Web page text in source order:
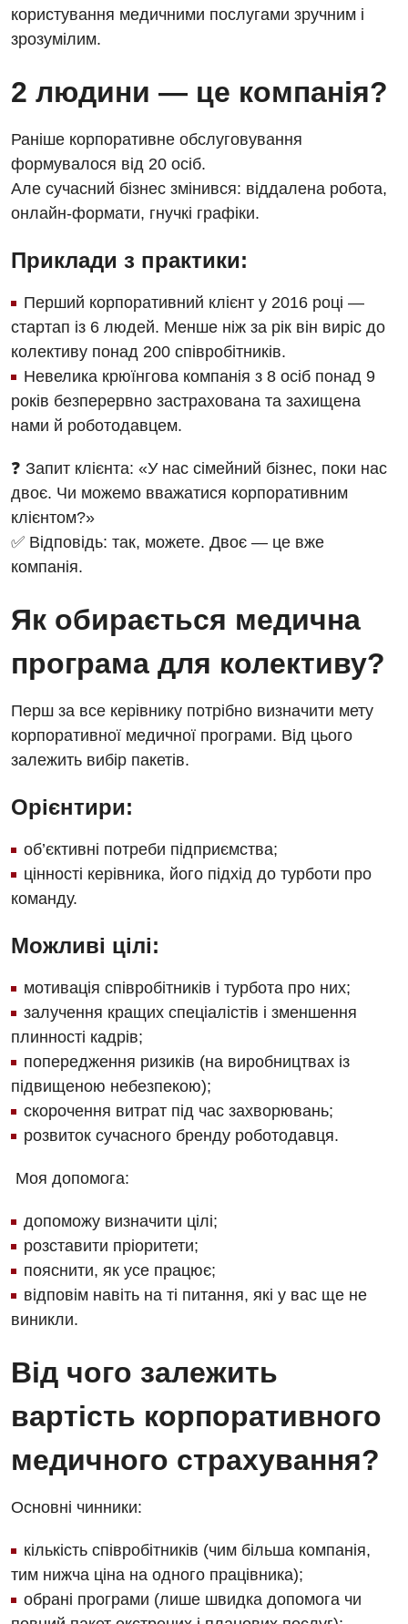
Вакансії
Інтернатура
Безкоштовні операції
Енциклопедія
Програма лояльності
Відгуки
Ангіографічні дослідження
Діагностичне відділення
Ендоскопічне відділення
Комп’ютерна томографія
Магнітно-резонансна томографія
Мамографія
Нейросонографія
УЗД
Для дорослих
Акушерство і гінекологія
Алергологія, імунологія
Безоплатні послуги
Вакцинація
Відділення інтенсивної терапії
Відділення невідкладних станів
Гастроентерологія
Гінекологічне відділення
Денний стаціонар
Дієтологія
Ендокринологія
Кардіохірургія
Мамологія
Медична психологія
Неврологія
Онкологічне відділлення
Оториноларингологія
Офтальмологічне відділення
Педіатричне відділення
Проктологія
Пульмонологія
Відділ госпіталізації
Відділення кардіосудинної патології та неврології
Відділення невідкладних станів
Гінекологічне відділення
Денний стаціонар
Діагностичне відділення
Онкологічне відділлення
Офтальмологічне відділення
Педіатричне відділення
Терапевтичне відділення
Урологічне відділення
Хірургічне відділення
Українська
користування медичними послугами зручним і
зрозумілим.
2 людини — це компанія?
Раніше корпоративне обслуговування
формувалося від 20 осіб.
Але сучасний бізнес змінився: віддалена робота,
онлайн-формати, гнучкі графіки.
Приклади з практики:
Перший корпоративний клієнт у 2016 році —
стартап із 6 людей. Менше ніж за рік він виріс до
колективу понад 200 співробітників.
Невелика крюїнгова компанія з 8 осіб понад 9
років безперервно застрахована та захищена
нами й роботодавцем.
❓ Запит клієнта: «У нас сімейний бізнес, поки нас
двоє. Чи можемо вважатися корпоративним
клієнтом?»
✅ Відповідь: так, можете. Двоє — це вже
компанія.
Як обирається медична
програма для колективу?
Перш за все керівнику потрібно визначити мету
корпоративної медичної програми. Від цього
залежить вибір пакетів.
Орієнтири:
об’єктивні потреби підприємства;
цінності керівника, його підхід до турботи про
команду.
Можливі цілі:
мотивація співробітників і турбота про них;
залучення кращих спеціалістів і зменшення
плинності кадрів;
попередження ризиків (на виробництвах із
підвищеною небезпекою);
скорочення витрат під час захворювань;
розвиток сучасного бренду роботодавця.
Моя допомога:
допоможу визначити цілі;
розставити пріоритети;
пояснити, як усе працює;
відповім навіть на ті питання, які у вас ще не
виникли.
Від чого залежить
вартість корпоративного
медичного страхування?
Основні чинники:
кількість співробітників (чим більша компанія,
тим нижча ціна на одного працівника);
обрані програми (лише швидка допомога чи